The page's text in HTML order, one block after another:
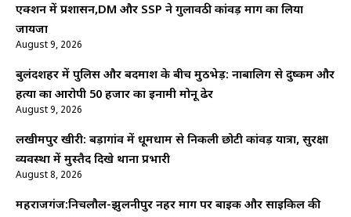
एक्शन में प्रशासन,DM और SSP ने गुलावठी कांवड़ मार्ग का लिया
जायजा
August 9, 2026
बुलंदशहर में पुलिस और बदमाश के बीच मुठभेड़: नाबालिग से दुष्कर्म और
हत्या का आरोपी 50 हजार का इनामी मोनू ढेर
August 9, 2026
लखीमपुर खीरी: बड़ागांव में धूमधाम से निकली छोटी कांवड़ यात्रा, सुरक्षा
व्यवस्था में मुस्तैद दिखे थाना प्रभारी
August 8, 2026
महराजगंज:निचलौल-झुलनीपुर नहर मार्ग पर बाइक और साइकिल की